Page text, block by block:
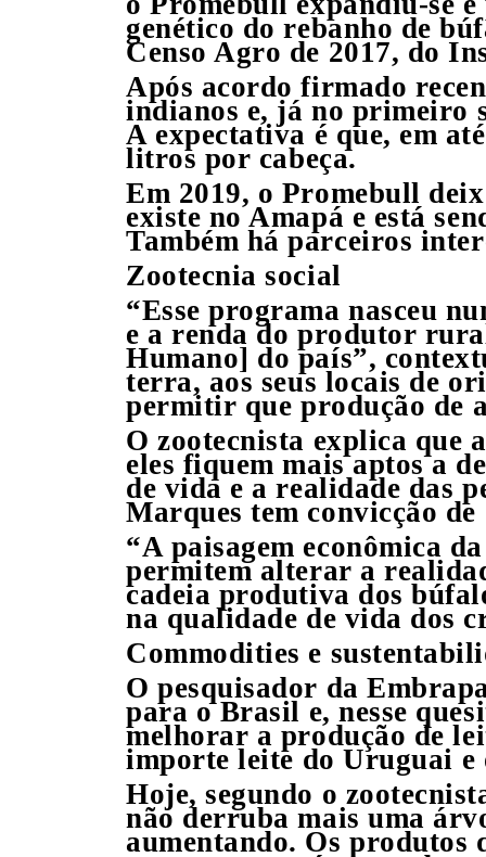
genético do rebanho de
Censo Agro de 2017, do
Após acordo firmado
indianos e, já no primeiro
A expectativa é que, em
litros por cabeça.
Em 2019, o Promebull
existe no Amapá e está
Também há parceiros
Zootecnia social
“Esse programa nasceu
e a renda do produtor
Humano] do país”,
terra, aos seus locais de
permitir que produção de
O zootecnista explica que
eles fiquem mais aptos a
de vida e a realidade das
Marques tem convicção
“A paisagem econômica
permitem alterar a
cadeia produtiva dos
na qualidade de vida dos
Commodities e
O pesquisador da
para o Brasil e, nesse
melhorar a produção de
importe leite do Uruguai e
Hoje, segundo o
não derruba mais uma
aumentando. Os produtos